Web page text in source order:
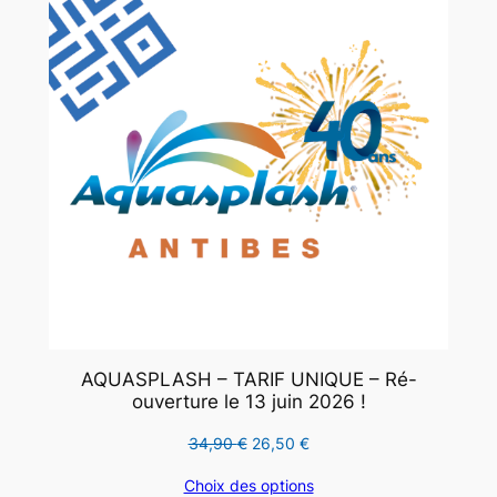
AQUASPLASH – TARIF UNIQUE – Ré-
ouverture le 13 juin 2026 !
34,90€ Le
initial
26,50 €Le
actuel
Choix des options